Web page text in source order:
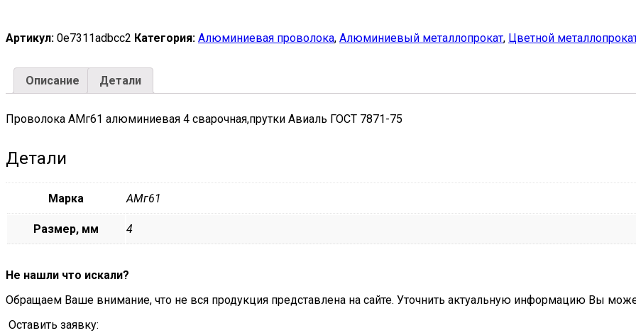
Авиаль ГОСТ
7871-
quantity
Артикул: 0e7311adbcc2 Категория: Алюминиевая проволока, Алюминиевый металлопрокат, Цветной
Описание Детали
Проволока АМг61 алюминиевая 4 сварочная,прутки Авиаль ГОСТ 7871-75
Детали
Марка АМг61
Размер, мм 4
Не нашли что искали?
Обращаем Ваше внимание, что не вся продукция представлена на сайте. Уточнить актуальную информацию Вы
Оставить заявку: